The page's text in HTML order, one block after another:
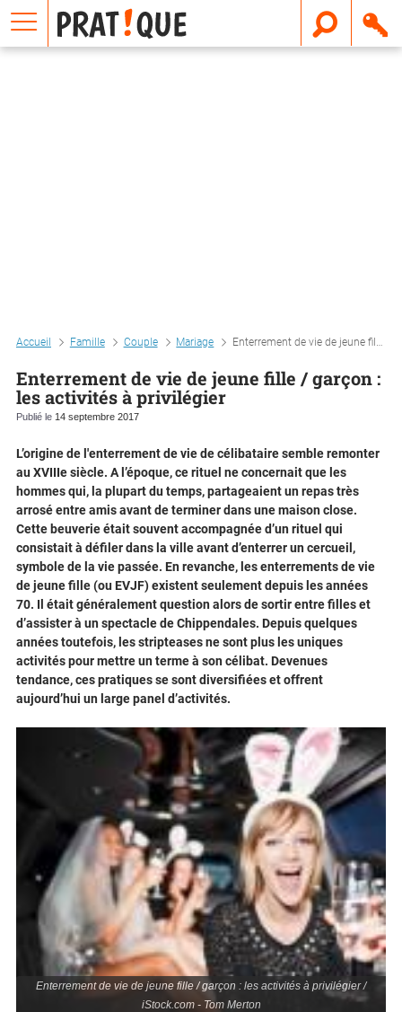
Accueil Famille Couple Mariage Enterrement de vie de jeune fille / garçon : les activités à privilégier
Enterrement de vie de jeune fille / garçon :
les activités à privilégier
Publié le 14 septembre 2017
Enterrement de vie de jeune fille / garçon : les activités à privilégier /
iStock.com - Tom Merton
L’origine de l'enterrement de vie de célibataire semble remonter
au XVIIIe siècle. A l’époque, ce rituel ne concernait que les
hommes qui, la plupart du temps, partageaient un repas très
arrosé entre amis avant de terminer dans une maison close.
Cette beuverie était souvent accompagnée d’un rituel qui
consistait à défiler dans la ville avant d’enterrer un cercueil,
symbole de la vie passée. En revanche, les enterrements de vie
de jeune fille (ou EVJF) existent seulement depuis les années
70. Il était généralement question alors de sortir entre filles et
d’assister à un spectacle de Chippendales. Depuis quelques
années toutefois, les stripteases ne sont plus les uniques
activités pour mettre un terme à son célibat. Devenues
tendance, ces pratiques se sont diversifiées et offrent
aujourd’hui un large panel d’activités.
E
m
a